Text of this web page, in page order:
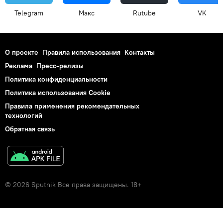
Telegram Макс Rutube VK
О проекте Правила использования Контакты
Реклама Пресс-релизы
Политика конфиденциальности
Политика использования Cookie
Правила применения рекомендательных
технологий
Обратная связь
© 2026 Sputnik Все права защищены. 18+